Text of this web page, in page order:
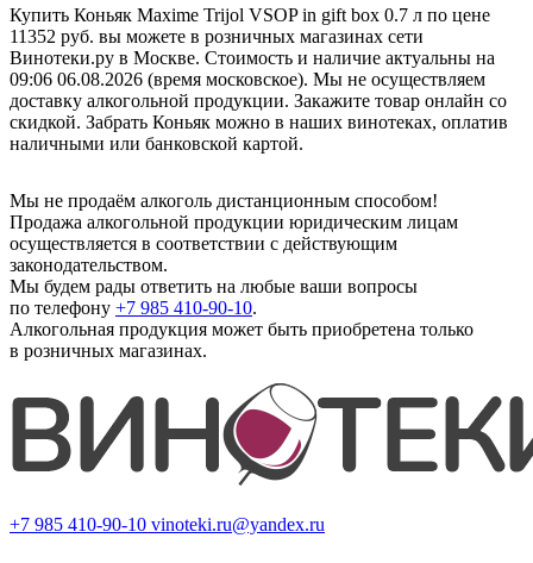
Купить Коньяк Maxime Trijol VSOP in gift box 0.7 л по цене
11352 руб. вы можете в розничных магазинах сети
Винотеки.ру в Москве. Стоимость и наличие актуальны на
09:06 06.08.2026 (время московское). Мы не осуществляем
доставку алкогольной продукции. Закажите товар онлайн со
скидкой. Забрать Коньяк можно в наших винотеках, оплатив
наличными или банковской картой.
Мы не продаём алкоголь дистанционным способом!
Продажа алкогольной продукции юридическим лицам
осуществляется в соответствии с действующим
законодательством.
Мы будем рады ответить на любые ваши вопросы
по телефону +7 985 410-90-10.
Алкогольная продукция может быть приобретена только
в розничных магазинах.
+7 985 410-90-10 vinoteki.ru@yandex.ru